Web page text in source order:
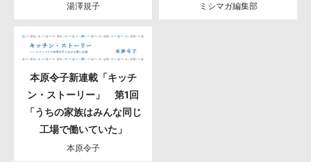
湯澤規子 ミシマガ編集部
本原令子新連載「キッチ
ン・ストーリー」 第1回
「うちの家族はみんな同じ
工場で働いていた」
本原令子